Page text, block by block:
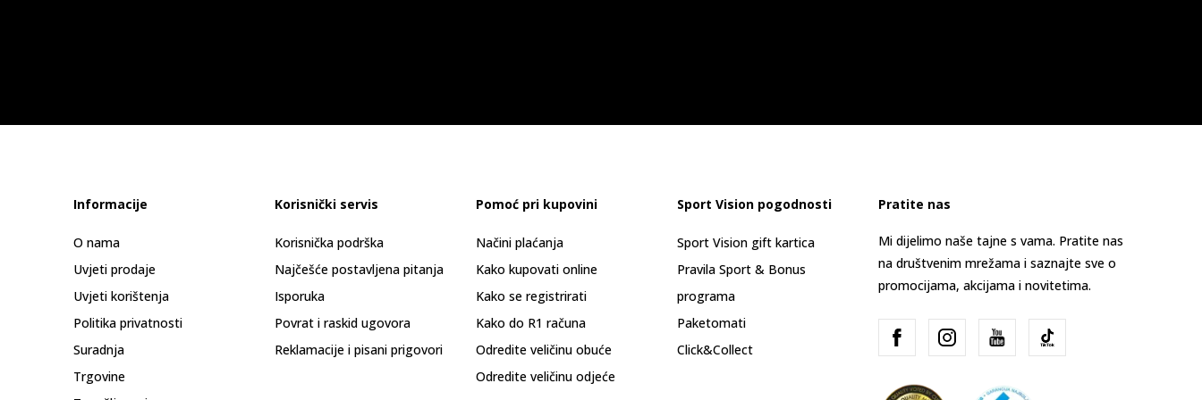
Informacije
O nama
Uvjeti prodaje
Uvjeti korištenja
Politika privatnosti
Suradnja
Trgovine
Korisnički servis
Korisnička podrška
Najčešće postavljena pitanja
Isporuka
Povrat i raskid ugovora
Reklamacije i pisani prigovori
Pomoć pri kupovini
Načini plaćanja
Kako kupovati online
Kako se registrirati
Kako do R1 računa
Odredite veličinu obuće
Odredite veličinu odjeće
Sport Vision pogodnosti
Sport Vision gift kartica
Pravila Sport & Bonus
programa
Paketomati
Click&Collect
Pratite nas
Mi dijelimo naše tajne s vama. Pratite nas
na društvenim mrežama i saznajte sve o
promocijama, akcijama i novitetima.